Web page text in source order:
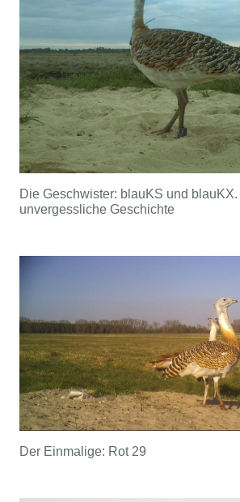
Die Geschwister: blauKS und
unvergessliche Geschichte
Der Einmalige: Rot 29